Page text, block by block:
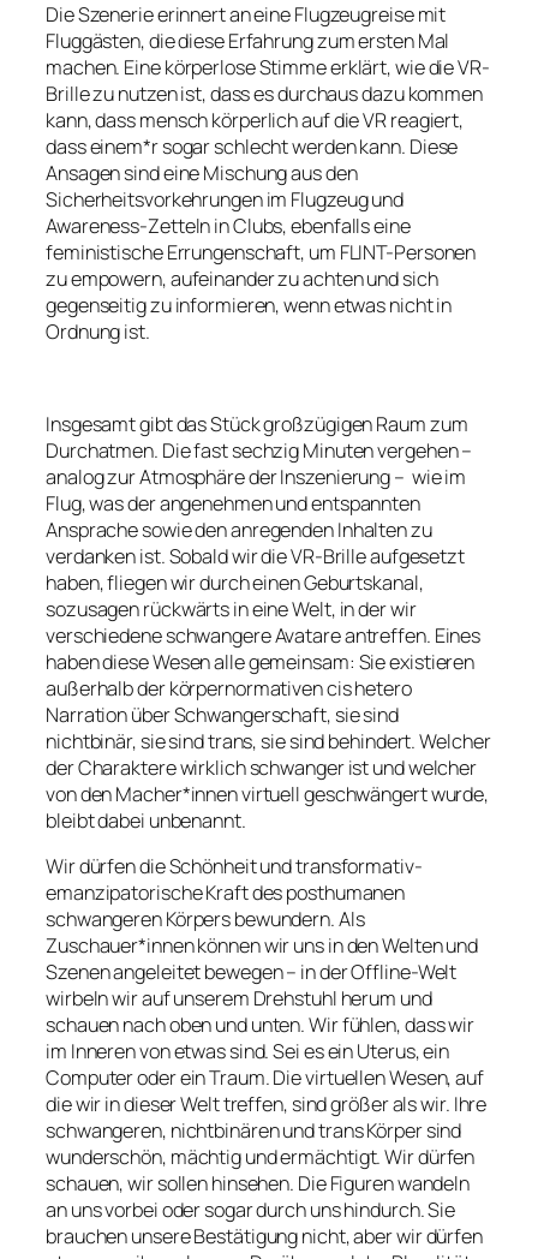
Die Szenerie erinnert an eine Flugzeugreise mit
Fluggästen, die diese Erfahrung zum ersten Mal
machen. Eine körperlose Stimme erklärt, wie die VR-
Brille zu nutzen ist, dass es durchaus dazu kommen
kann, dass mensch körperlich auf die VR reagiert,
dass einem*r sogar schlecht werden kann. Diese
Ansagen sind eine Mischung aus den
Sicherheitsvorkehrungen im Flugzeug und
Awareness-Zetteln in Clubs, ebenfalls eine
feministische Errungenschaft, um FLINT-Personen
zu empowern, aufeinander zu achten und sich
gegenseitig zu informieren, wenn etwas nicht in
Ordnung ist.
Insgesamt gibt das Stück großzügigen Raum zum
Durchatmen. Die fast sechzig Minuten vergehen –
analog zur Atmosphäre der Inszenierung – wie im
Flug, was der angenehmen und entspannten
Ansprache sowie den anregenden Inhalten zu
verdanken ist. Sobald wir die VR-Brille aufgesetzt
haben, fliegen wir durch einen Geburtskanal,
sozusagen rückwärts in eine Welt, in der wir
verschiedene schwangere Avatare antreffen. Eines
haben diese Wesen alle gemeinsam: Sie existieren
außerhalb der körpernormativen cis hetero
Narration über Schwangerschaft, sie sind
nichtbinär, sie sind trans, sie sind behindert. Welcher
der Charaktere wirklich schwanger ist und welcher
von den Macher*innen virtuell geschwängert wurde,
bleibt dabei unbenannt.
Wir dürfen die Schönheit und transformativ-
emanzipatorische Kraft des posthumanen
schwangeren Körpers bewundern. Als
Zuschauer*innen können wir uns in den Welten und
Szenen angeleitet bewegen – in der Offline-Welt
wirbeln wir auf unserem Drehstuhl herum und
schauen nach oben und unten. Wir fühlen, dass wir
im Inneren von etwas sind. Sei es ein Uterus, ein
Computer oder ein Traum. Die virtuellen Wesen, auf
die wir in dieser Welt treffen, sind größer als wir. Ihre
schwangeren, nichtbinären und trans Körper sind
wunderschön, mächtig und ermächtigt. Wir dürfen
schauen, wir sollen hinsehen. Die Figuren wandeln
an uns vorbei oder sogar durch uns hindurch. Sie
brauchen unsere Bestätigung nicht, aber wir dürfen